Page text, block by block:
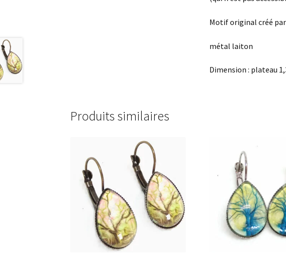
Motif original créé
métal laiton
Dimension : plateau
Produits similaires